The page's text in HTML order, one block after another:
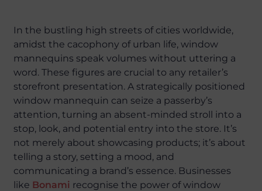
In the bustling high streets of cities worldwide,
amidst the cacophony of urban life, window
mannequins speak volumes without uttering a
word. These figures are crucial to any retailer’s
storefront presentation. A strategically positioned
window mannequin can seize a passerby’s
attention, turning an absent-minded stroll into a
stop, look, and potential entry into the store. It’s
not merely about showcasing products; it’s about
telling a story, setting a mood, and
communicating a brand’s essence. Businesses
like Bonami recognise the power of window